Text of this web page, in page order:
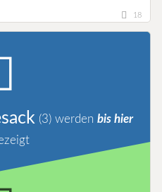
18
(3) werden bis hier